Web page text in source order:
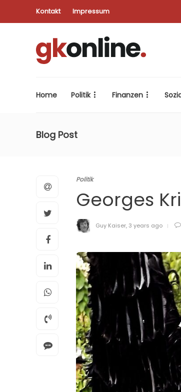
Kontakt Impressum
Home Politik Finanzen
Blog Post
Politik
Georges
Guy Kaiser, 3 years ago